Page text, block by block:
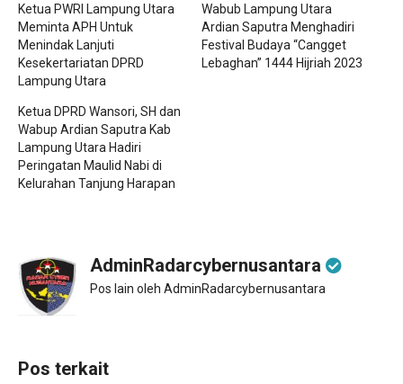
Ketua PWRI Lampung Utara
Meminta APH Untuk
Menindak Lanjuti
Kesekertariatan DPRD
Lampung Utara
Wabub Lampung Utara
Ardian Saputra Menghadiri
Festival Budaya “Cangget
Lebaghan” 1444 Hijriah 2023
Ketua DPRD Wansori, SH dan
Wabup Ardian Saputra Kab
Lampung Utara Hadiri
Peringatan Maulid Nabi di
Kelurahan Tanjung Harapan
AdminRadarcybernusantara
Pos lain oleh AdminRadarcybernusantara
Pos terkait